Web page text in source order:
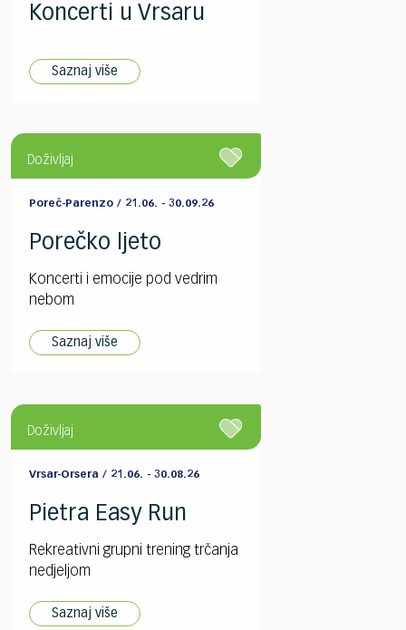
Koncerti u Vrsaru
Saznaj više
Doživljaj
Poreč-Parenzo / 21.06. - 30.09.26
Porečko ljeto
Koncerti i emocije pod vedrim
nebom
Saznaj više
Doživljaj
Vrsar-Orsera / 21.06. - 30.08.26
Pietra Easy Run
Rekreativni grupni trening trčanja
nedjeljom
Saznaj više